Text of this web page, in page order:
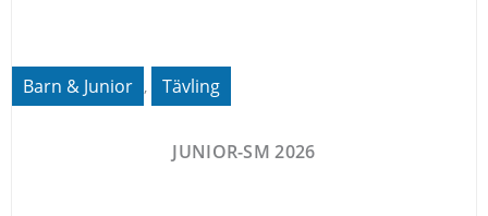
Barn & Junior , Tävling
JUNIOR-SM 2026